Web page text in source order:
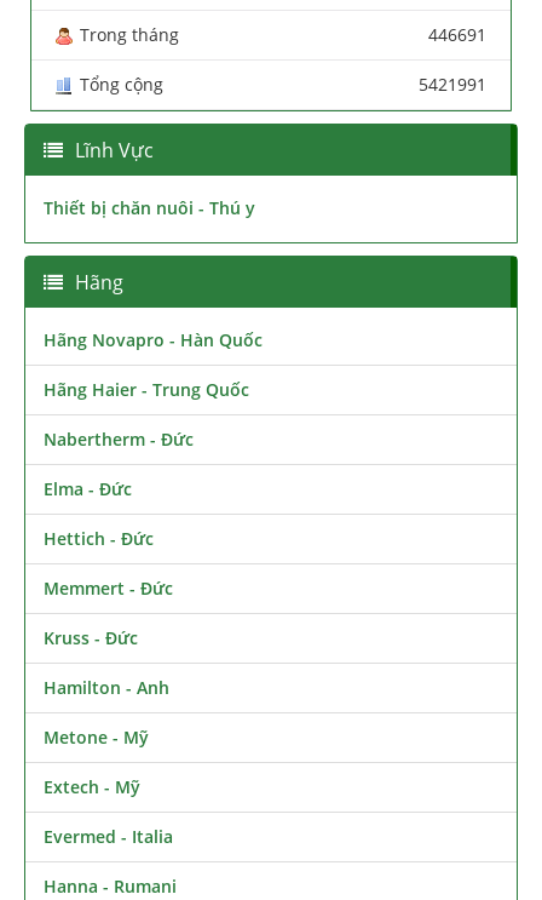
Trong tháng 446691
Tổng cộng 5421991
Lĩnh Vực
Thiết bị chăn nuôi - Thú y
Hãng
Hãng Novapro - Hàn Quốc
Hãng Haier - Trung Quốc
Nabertherm - Đức
Elma - Đức
Hettich - Đức
Memmert - Đức
Kruss - Đức
Hamilton - Anh
Metone - Mỹ
Extech - Mỹ
Evermed - Italia
Hanna - Rumani